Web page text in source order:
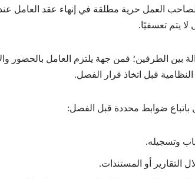
العمل حرية مطلقة في إنهاء عقد العامل عند
يتم تعسفيًا.
بين الطرفين؛ فمن جهة يلتزم العامل بالحضور
قبل اتخاذ قرار الفصل.
ضوابط محددة قبل الفصل:
وتسجيله.
التقارير أو المستندات.